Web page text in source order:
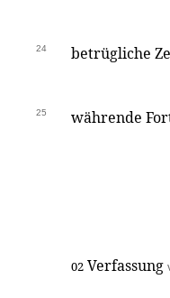
24 betrügliche
25 währende
02 Verfassung